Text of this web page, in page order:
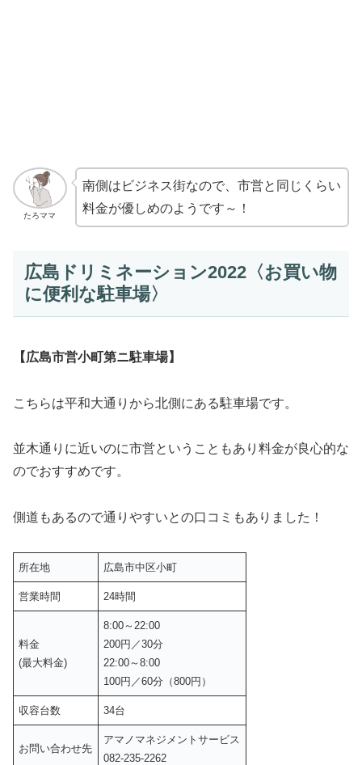
たろママ
南側はビジネス街なので、市営と同じくらい
料金が優しめのようです～！
広島ドリミネーション2022〈お買い物
に便利な駐車場〉
【広島市営小町第ニ駐車場】
こちらは平和大通りから北側にある駐車場です。
並木通りに近いのに市営ということもあり料金が良心的な
のでおすすめです。
側道もあるので通りやすいとの口コミもありました！
所在地 広島市中区小町
営業時間 24時間
料金
(最大料金)
8:00～22:00
200円／30分
22:00～8:00
100円／60分（800円）
収容台数 34台
お問い合わせ先
アマノマネジメントサービス
082-235-2262